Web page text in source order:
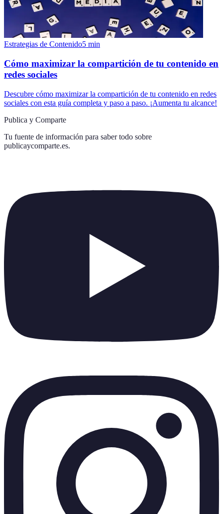
Estrategias de Contenido5 min
Cómo maximizar la compartición de tu contenido en
redes sociales
Descubre cómo maximizar la compartición de tu contenido en redes
sociales con esta guía completa y paso a paso. ¡Aumenta tu alcance!
Publica y Comparte
Tu fuente de información para saber todo sobre
publicaycomparte.es.